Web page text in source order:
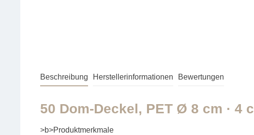
Beschreibung Herstellerinformationen Bewertungen
50 Dom-Deckel, PET Ø 8 cm · 4
>b>Produktmerkmale